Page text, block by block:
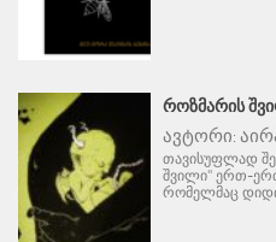
ᲠᲝᲖᲛᲐᲠᲘᲡ
ავტორი:
თავისუფლად
შვილი" ერთ-
რომელმაც დიდი